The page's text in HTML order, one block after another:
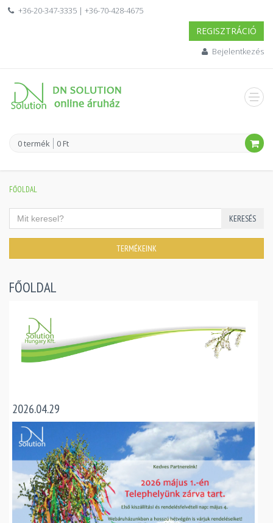
+36-20-347-3335 | +36-70-428-4675
REGISZTRÁCIÓ
Bejelentkezés
0 termék 0 Ft
FŐOLDAL
KERESÉS
TERMÉKEINK
FŐOLDAL
2026.04.29